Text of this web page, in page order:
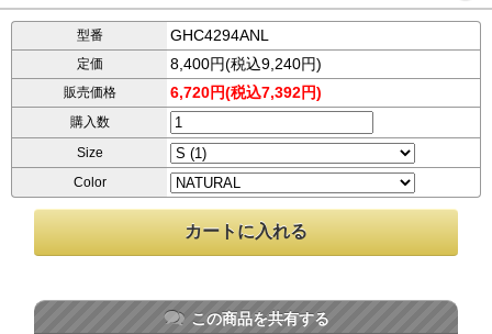
型番 GHC4294ANL
定価 8,400円(税込9,240円)
販売価格 6,720円(税込7,392円)
購入数
Size
Color
この商品を共有する